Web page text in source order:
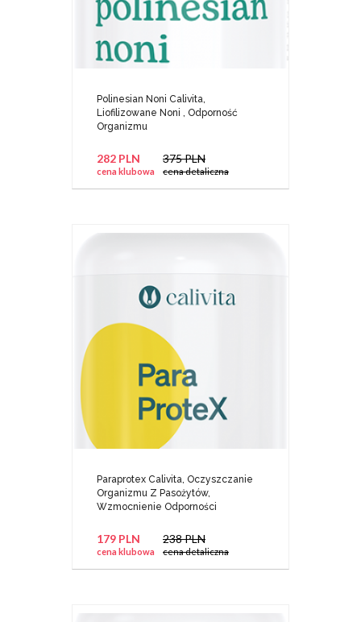
Polinesian Noni Calivita,
Liofilizowane Noni , Odporność
Organizmu
282 PLN
cena klubowa
375 PLN
cena detaliczna
Paraprotex Calivita, Oczyszczanie
Organizmu Z Pasożytów,
Wzmocnienie Odporności
179 PLN
cena klubowa
238 PLN
cena detaliczna